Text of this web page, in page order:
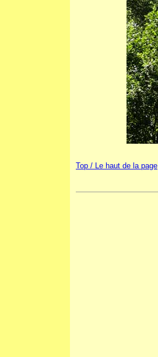
Top / Le haut de la page